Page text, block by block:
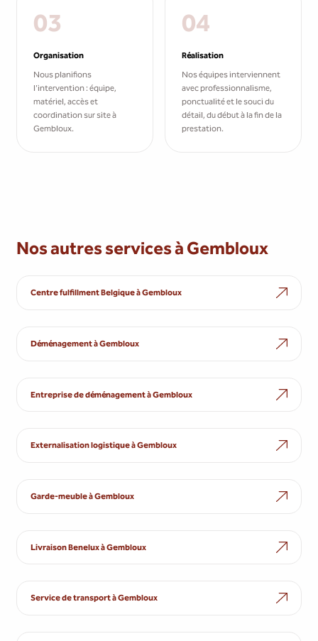
03
Organisation
Nous planifions
l'intervention : équipe,
matériel, accès et
coordination sur site à
Gembloux.
04
Réalisation
Nos équipes interviennent
avec professionnalisme,
ponctualité et le souci du
détail, du début à la fin de la
prestation.
Nos autres services à Gembloux
Centre fulfillment Belgique à Gembloux
Déménagement à Gembloux
Entreprise de déménagement à Gembloux
Externalisation logistique à Gembloux
Garde-meuble à Gembloux
Livraison Benelux à Gembloux
Service de transport à Gembloux